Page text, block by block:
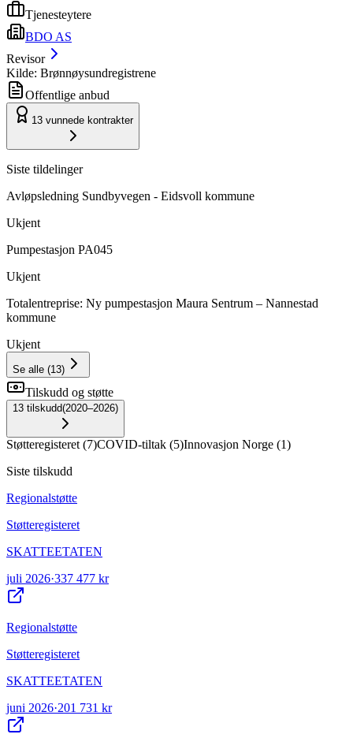
Tjenesteytere
BDO AS
Revisor
Kilde: Brønnøysundregistrene
Offentlige anbud
13 vunnede kontrakter
Siste tildelinger
Avløpsledning Sundbyvegen - Eidsvoll kommune
Ukjent
Pumpestasjon PA045
Ukjent
Totalentreprise: Ny pumpestasjon Maura Sentrum – Nannestad
kommune
Ukjent
Se alle (13)
Tilskudd og støtte
13 tilskudd(2020–2026)
Støtteregisteret (7)COVID-tiltak (5)Innovasjon Norge (1)
Siste tilskudd
Regionalstøtte
Støtteregisteret
SKATTEETATEN
juli 2026·337 477 kr
Regionalstøtte
Støtteregisteret
SKATTEETATEN
juni 2026·201 731 kr